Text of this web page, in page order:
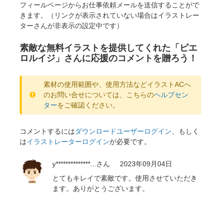
フィールページからお仕事依頼メールを送信することがで
きます。（リンクが表示されていない場合はイラストレー
ターさんが非表示の設定中です）
素敵な無料イラストを提供してくれた「ピエ
ロルイジ」さんに応援のコメントを贈ろう！
素材の使用範囲や、使用方法などイラストACへ
のお問い合せについては、こちらのヘルプセン
ターをご確認ください。
コメントするにはダウンロードユーザーログイン 、もしく
はイラストレーターログインが必要です。
y**************... さん
2023年09月04日
とてもキレイで素敵です。使用させていただき
ます。ありがとうございます。